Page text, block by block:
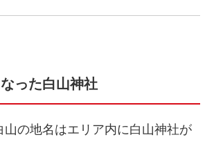
った白山神社
山の地名はエリア内に白山神社が